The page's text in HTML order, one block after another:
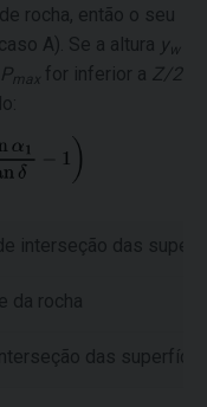
rocha, então o seu
A). Se a altura yw
Pmax for inferior a Z/2
interseção das
da rocha
das